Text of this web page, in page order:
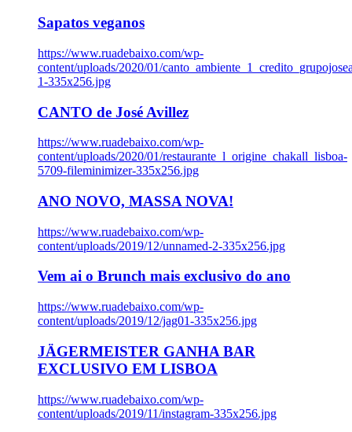
Sapatos veganos
https://www.ruadebaixo.com/wp-
content/uploads/2020/01/
1-335x256.jpg
CANTO de José Avillez
https://www.ruadebaixo.com/wp-
content/uploads/2020/01/restaurante_l_origine_chakall_lisboa-
5709-fileminimizer-335x256.jpg
ANO NOVO, MASSA NOVA!
https://www.ruadebaixo.com/wp-
content/uploads/2019/12/unnamed-2-335x256.jpg
Vem ai o Brunch mais exclusivo do ano
https://www.ruadebaixo.com/wp-
content/uploads/2019/12/jag01-335x256.jpg
JÄGERMEISTER GANHA BAR
EXCLUSIVO EM LISBOA
https://www.ruadebaixo.com/wp-
content/uploads/2019/11/instagram-335x256.jpg